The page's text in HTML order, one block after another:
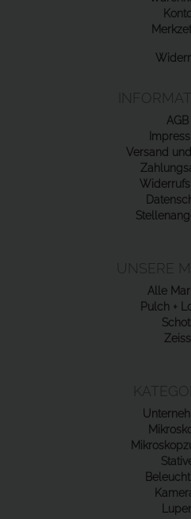
AGB
Versand
UNSERE
Alle
Pulch +
Schott
Zeiss